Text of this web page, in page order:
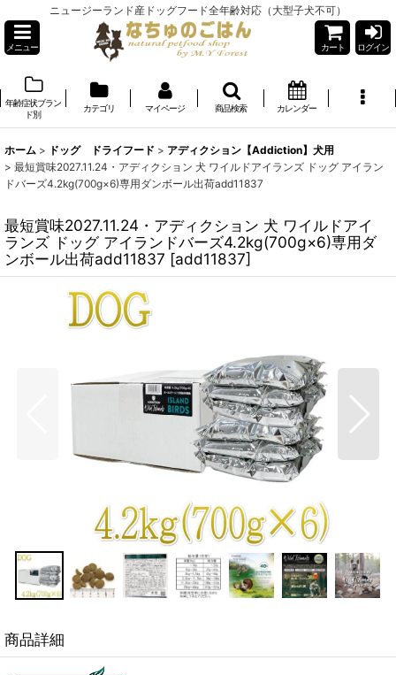
ニュージーランド産ドッグフード全年齢対応（大型子犬不可）
メニュー カート ログイン
年齢症状ブラン
ド別
カテゴリ マイページ 商品検索 カレンダー
ホーム > ドッグ ドライフード > アディクション【Addiction】犬用
> 最短賞味2027.11.24・アディクション 犬 ワイルドアイランズ ドッグ アイラン
ドバーズ4.2kg(700g×6)専用ダンボール出荷add11837
最短賞味2027.11.24・アディクション 犬 ワイルドアイ
ランズ ドッグ アイランドバーズ4.2kg(700g×6)専用ダ
ンボール出荷add11837 [add11837]
商品詳細